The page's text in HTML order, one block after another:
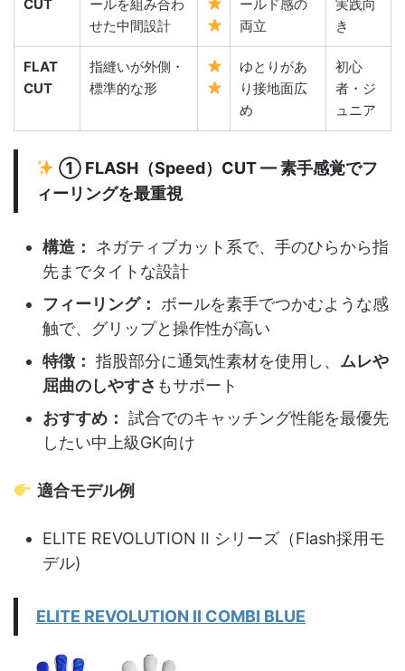
CUT
ールを組み合わ
せた中間設計
ールド感の
両立
実践向
き
FLAT
CUT
指縫いが外側・
標準的な形
ゆとりがあ
り接地面広
め
初心
者・ジ
ュニア
① FLASH（Speed）CUT— 素手感覚でフ
ィーリングを最重視
構造：
ネガティブカット系で、手のひらから指
先までタイトな設計
フィーリング：
ボールを素手でつかむような感
触で、グリップと操作性が高い
特徴： 指股部分に通気性素材を使用し、 ムレや
屈曲のしやすさ もサポート
おすすめ： 試合でのキャッチング性能を最優先
したい中上級GK向け
適合モデル例
ELITE REVOLUTION II シリーズ（Flash採用モ
デル)
ELITE REVOLUTION II COMBI BLUE